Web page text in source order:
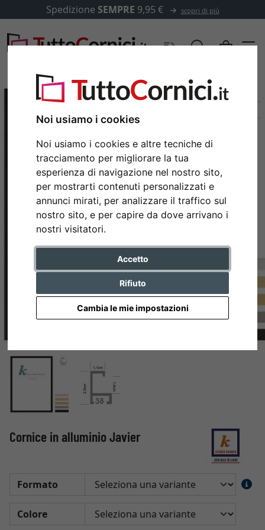
Noi usiamo i cookies
Noi usiamo i cookies e altre tecniche di
tracciamento per migliorare la tua
esperienza di navigazione nel nostro sito,
per mostrarti contenuti personalizzati e
annunci mirati, per analizzare il traffico sul
nostro sito, e per capire da dove arrivano i
nostri visitatori.
Accetto
Rifiuto
Cambia le mie impostazioni
Spedizione SEMPRE 9,95 € scopri di più
Indietro
Cornice in alluminio Javier
Formato
Colore